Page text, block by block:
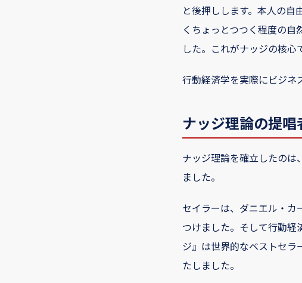
と後押しします。本人の自
くちょっとつつく程度の
した。これがナッジの核心
行動経済学を実際にビジネ
ナッジ理論の提
ナッジ理論を確立したのは
ました。
セイラーは、ダニエル・カ
つけました。そして行動経
ジ』は世界的なベストセラ
たしました。